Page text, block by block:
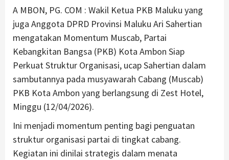
A MBON, PG. COM : Wakil Ketua PKB Maluku yang
juga Anggota DPRD Provinsi Maluku Ari Sahertian
mengatakan Momentum Muscab, Partai
Kebangkitan Bangsa (PKB) Kota Ambon Siap
Perkuat Struktur Organisasi, ucap Sahertian dalam
sambutannya pada musyawarah Cabang (Muscab)
PKB Kota Ambon yang berlangsung di Zest Hotel,
Minggu (12/04/2026).
Ini menjadi momentum penting bagi penguatan
struktur organisasi partai di tingkat cabang.
Kegiatan ini dinilai strategis dalam menata